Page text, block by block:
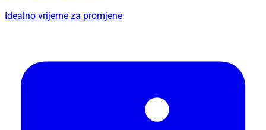
Idealno vrijeme za promjene